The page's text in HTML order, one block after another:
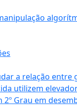
a relação
utilizem
Grau em